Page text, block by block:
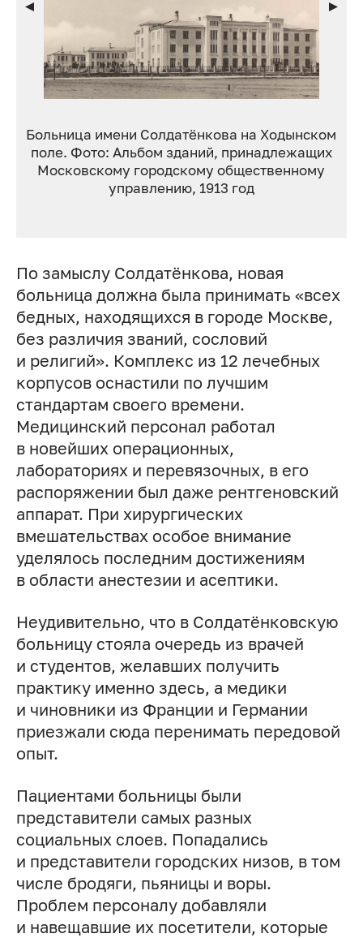
Больница имени Солдатёнкова на Ходынском
поле. Фото: Альбом зданий, принадлежащих
Московскому городскому общественному
управлению, 1913 год
По замыслу Солдатёнкова, новая
больница должна была принимать «всех
бедных, находящихся в городе Москве,
без различия званий, сословий
и религий». Комплекс из 12 лечебных
корпусов оснастили по лучшим
стандартам своего времени.
Медицинский персонал работал
в новейших операционных,
лабораториях и перевязочных, в его
распоряжении был даже рентгеновский
аппарат. При хирургических
вмешательствах особое внимание
уделялось последним достижениям
в области анестезии и асептики.
Неудивительно, что в Солдатёнковскую
больницу стояла очередь из врачей
и студентов, желавших получить
практику именно здесь, а медики
и чиновники из Франции и Германии
приезжали сюда перенимать передовой
опыт.
Пациентами больницы были
представители самых разных
социальных слоев. Попадались
и представители городских низов, в том
числе бродяги, пьяницы и воры.
Проблем персоналу добавляли
и навещавшие их посетители, которые